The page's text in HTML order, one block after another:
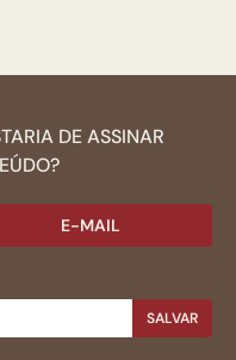
DE ASSINAR
E-MAIL
SALVAR